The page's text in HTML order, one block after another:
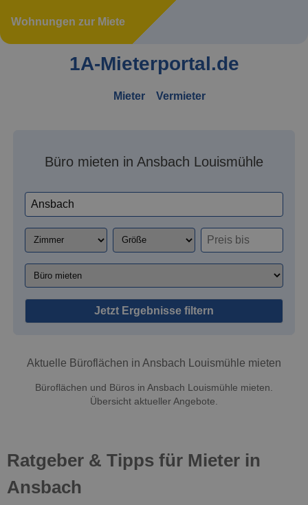
Wohnungen zur Miete
1A-Mieterportal.de
Mieter Vermieter
Büro mieten in Ansbach Louismühle
Jetzt Ergebnisse filtern
Aktuelle Büroflächen in Ansbach Louismühle mieten
Büroflächen und Büros in Ansbach Louismühle mieten.
Übersicht aktueller Angebote.
Ratgeber & Tipps für Mieter in
Ansbach